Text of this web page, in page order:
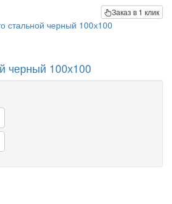
Заказ в 1 клик
черный 100х100